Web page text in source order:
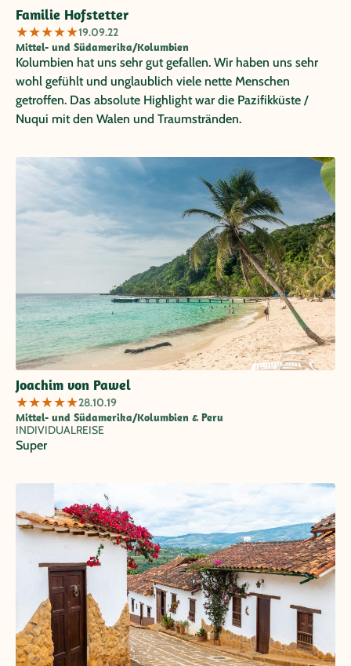
Familie Hofstetter
★★★★★19.09.22
Mittel- und Südamerika/Kolumbien
Kolumbien hat uns sehr gut gefallen. Wir haben uns sehr
wohl gefühlt und unglaublich viele nette Menschen
getroffen. Das absolute Highlight war die Pazifikküste /
Nuqui mit den Walen und Traumstränden.
Joachim von Pawel
★★★★★28.10.19
Mittel- und Südamerika/Kolumbien & Peru
INDIVIDUALREISE
Super